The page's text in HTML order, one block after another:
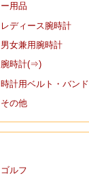
ー用品
レディース腕時計
男女兼用腕時計
腕時計(⇒)
時計用ベルト・バンド
その他
ゴルフ